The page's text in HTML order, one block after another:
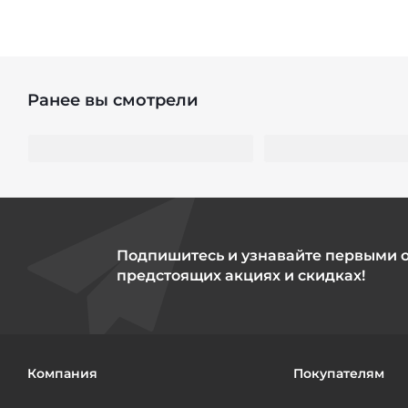
Ранее вы смотрели
Подпишитесь и узнавайте первыми
предстоящих акциях и скидках!
Компания Покупателям